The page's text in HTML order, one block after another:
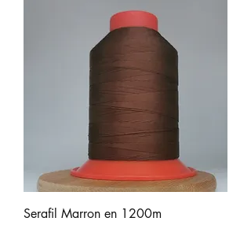
Serafil Marron en 1200m